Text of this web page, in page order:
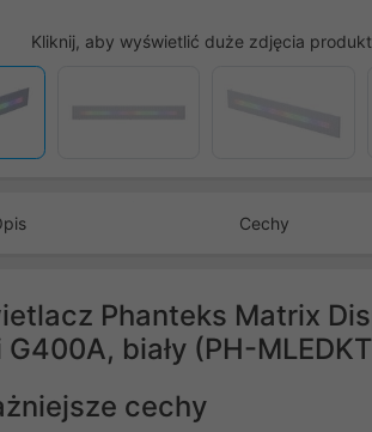
Kliknij, aby wyświetlić duże zdjęcia
Cechy
Phanteks Matrix
biały (PH-
cechy